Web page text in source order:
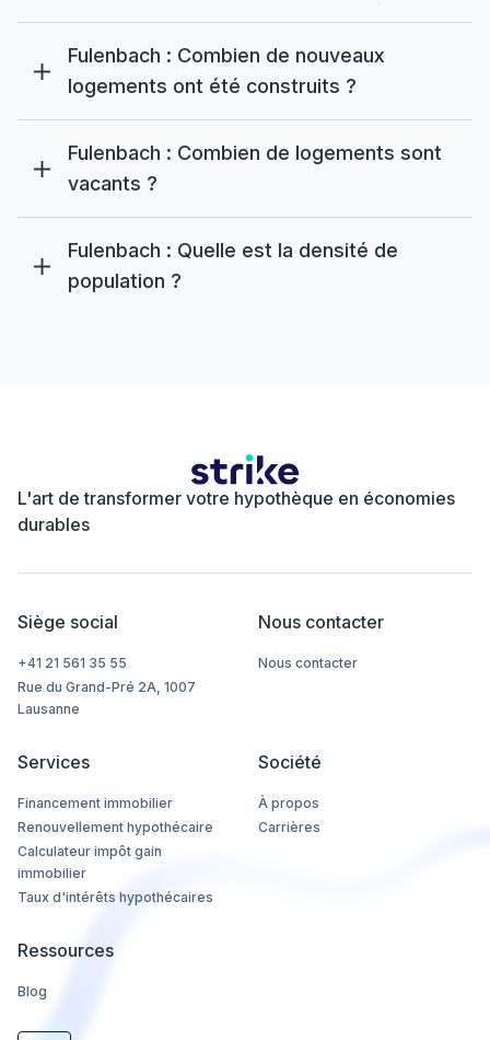
Fulenbach : Combien de nouveaux
logements ont été construits ?
Fulenbach : Combien de logements sont
vacants ?
Fulenbach : Quelle est la densité de
population ?
L'art de transformer votre hypothèque en économies
durables
Siège social
+41 21 561 35 55
Rue du Grand-Pré 2A, 1007
Lausanne
Nous contacter
Nous contacter
Services
Financement immobilier
Renouvellement hypothécaire
Calculateur impôt gain
immobilier
Taux d'intérêts hypothécaires
Société
À propos
Carrières
Ressources
Blog